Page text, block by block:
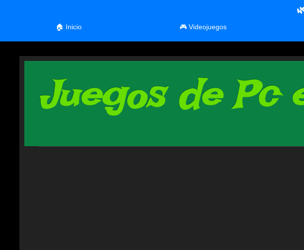
Juegos de Pc
🏠 Inicio 🎮 Videojuegos